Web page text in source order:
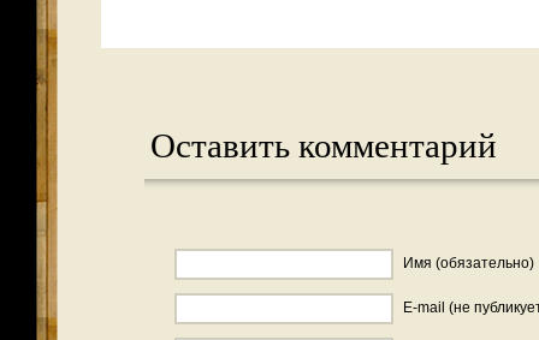
Оставить комментарий
Имя (обязательно)
E-mail (не